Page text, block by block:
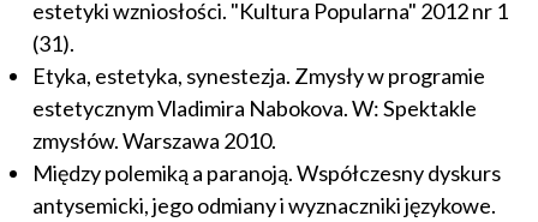
estetyki wzniosłości. "Kultura Popularna" 2012 nr 1
(31).
Etyka, estetyka, synestezja. Zmysły w programie
estetycznym Vladimira Nabokova. W: Spektakle
zmysłów. Warszawa 2010.
Między polemiką a paranoją. Współczesny dyskurs
antysemicki, jego odmiany i wyznaczniki językowe.